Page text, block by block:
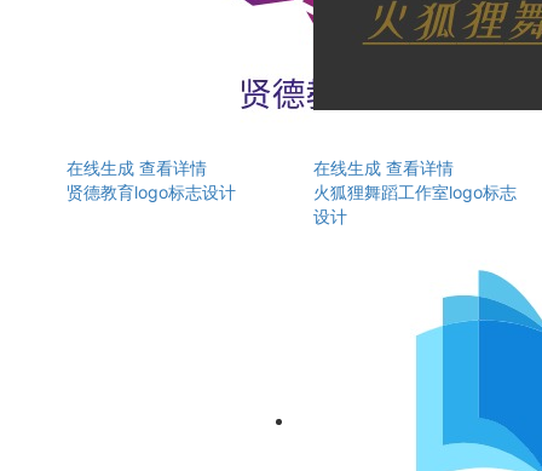
在线生成 查看详情
贤德教育logo标志设计
在线生成 查看详情
火狐狸舞蹈工作室logo标志
设计